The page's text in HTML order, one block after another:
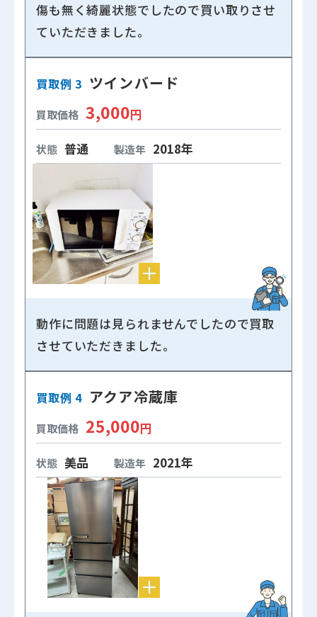
傷も無く綺麗状態でしたので買い取りさせ
ていただきました。
買取例 3 ツインバード
買取価格 3,000円
状態 普通 製造年 2018年
動作に問題は見られませんでしたので買取
させていただきました。
買取例 4 アクア冷蔵庫
買取価格 25,000円
状態 美品 製造年 2021年